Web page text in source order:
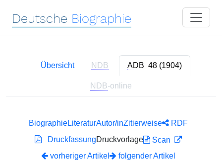
Deutsche Biographie
Übersicht NDB ADB 48 (1904)
NDB-online
BiographieLiteraturAutor/inZitierweise
RDF
DruckfassungDruckvorlage
Scan
vorheriger Artikel
folgender Artikel